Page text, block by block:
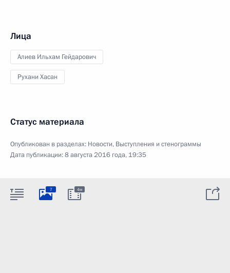
Лица
Алиев Ильхам Гейдарович
Рухани Хасан
Статус материала
Опубликован в разделах: Новости, Выступления и стенограммы
Дата публикации:8 августа 2016 года, 19:35
7 4м